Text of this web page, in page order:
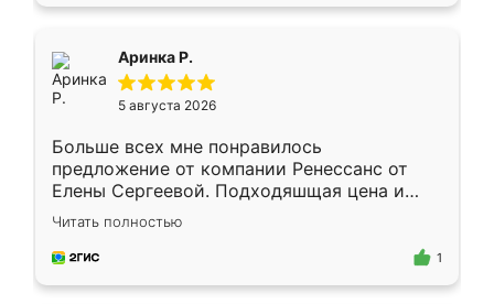
Аринка Р.
5 августа 2026
Больше всех мне понравилось
предложение от компании Ренессанс от
Елены Сергеевой. Подходяшщая цена и
короткие сроки изготовления. Приехавший
для замера сотрудник Владислав
предложил по моему эскизу самый
Читать полностью
1